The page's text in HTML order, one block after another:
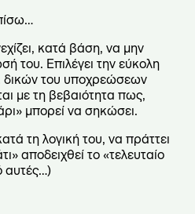
κατά βάση, να μην
του. Επιλέγει την εύκολη
δικών του υποχρεώσεων
με τη βεβαιότητα πως,
μπορεί να σηκώσει.
τη λογική του, να πράττει
αποδειχθεί το «τελευταίο
αυτές…)